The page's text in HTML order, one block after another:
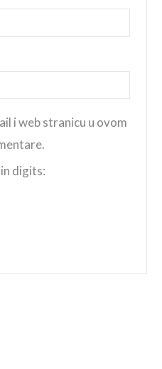
i web stranicu u ovom
digits: